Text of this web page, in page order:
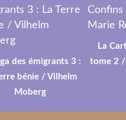
des émigrants 3 :
bénie / Vilhelm
Moberg
La
tome 2 /